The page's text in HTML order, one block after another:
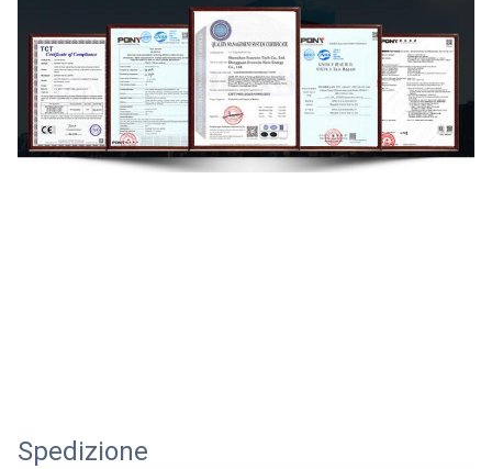
Spedizione